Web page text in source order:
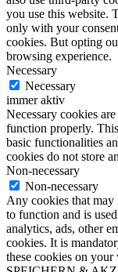
you use this website.
only with your
cookies. But opting
browsing experience.
Necessary
Necessary
immer aktiv
Necessary cookies
function properly.
basic functionalities
cookies do not store
Non-necessary
Non-necessary
Any cookies that may
to function and is
analytics, ads, other
cookies. It is
these cookies on your